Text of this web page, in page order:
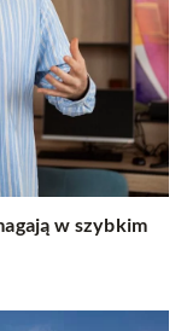
w szybkim